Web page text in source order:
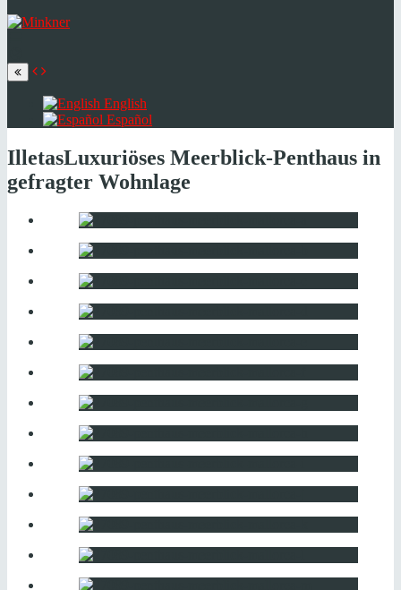
language
English
Español
IlletasLuxuriöses Meerblick-Penthaus in
gefragter Wohnlage